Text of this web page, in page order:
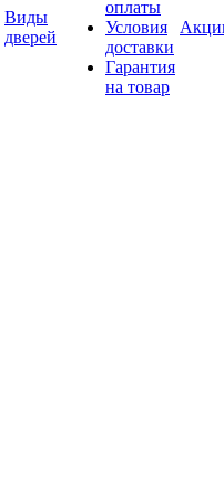
Виды
дверей
оплаты
Условия
доставки
Гарантия
на товар